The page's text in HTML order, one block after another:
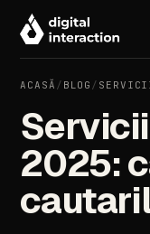
ACASĂ / BLOG /
2025: